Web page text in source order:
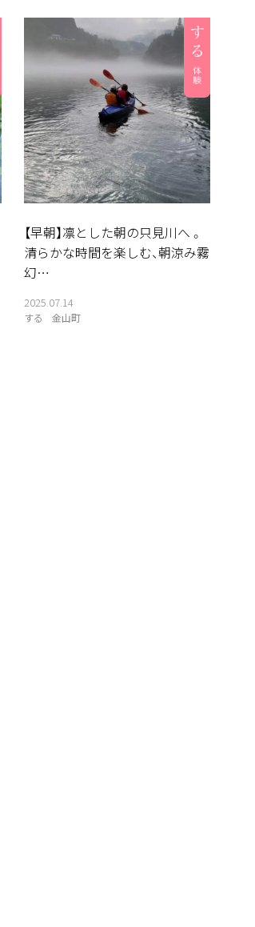
【早朝】凛とした朝の只見川へ 。
清らかな時間を楽しむ、朝涼み霧
幻…
2025.07.14
する 金山町